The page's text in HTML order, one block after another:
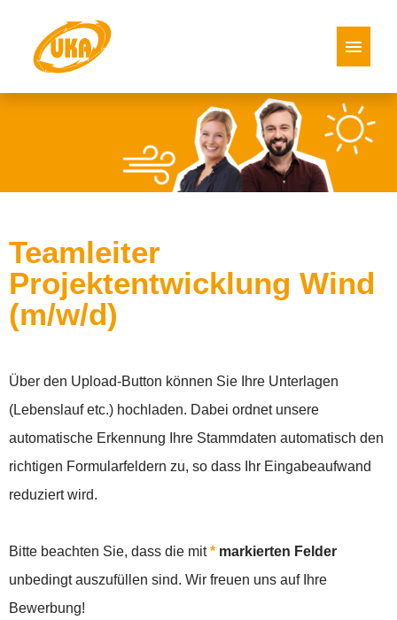
Español Italienisch Polnisch
Teamleiter
Projektentwicklung Wind
(m/w/d)
Über den Upload-Button können Sie Ihre Unterlagen
(Lebenslauf etc.) hochladen. Dabei ordnet unsere
automatische Erkennung Ihre Stammdaten automatisch den
richtigen Formularfeldern zu, so dass Ihr Eingabeaufwand
reduziert wird.
Bitte beachten Sie, dass die mit* markierten Felder
unbedingt auszufüllen sind. Wir freuen uns auf Ihre
Bewerbung!